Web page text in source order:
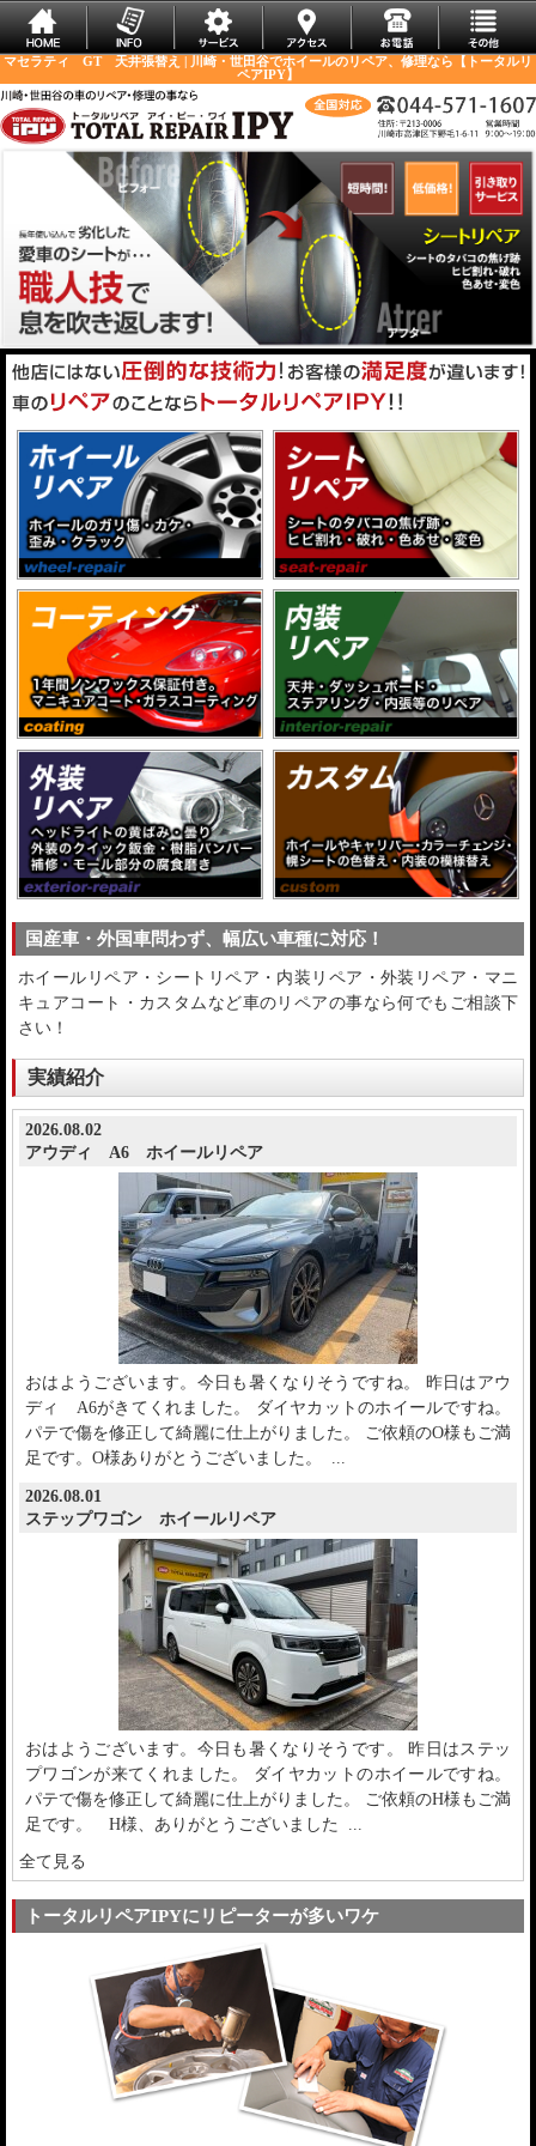
マセラティ GT 天井張替え | 川崎・世田谷でホイールのリペア、修理なら【トータルリ
ペアIPY】
国産車・外国車問わず、幅広い車種に対応！
ホイールリペア・シートリペア・内装リペア・外装リペア・マニ
キュアコート・カスタムなど車のリペアの事なら何でもご相談下
さい！
実績紹介
2026.08.02
アウディ A6 ホイールリペア
おはようございます。今日も暑くなりそうですね。 昨日はアウ
ディ A6がきてくれました。 ダイヤカットのホイールですね。
パテで傷を修正して綺麗に仕上がりました。 ご依頼のO様もご満
足です。O様ありがとうございました。 ...
2026.08.01
ステップワゴン ホイールリペア
おはようございます。今日も暑くなりそうです。 昨日はステッ
プワゴンが来てくれました。 ダイヤカットのホイールですね。
パテで傷を修正して綺麗に仕上がりました。 ご依頼のH様もご満
足です。 H様、ありがとうございました ...
全て見る
トータルリペアIPYにリピーターが多いワケ